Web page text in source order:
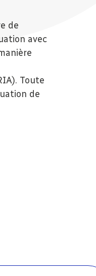
de
avec
Toute
de